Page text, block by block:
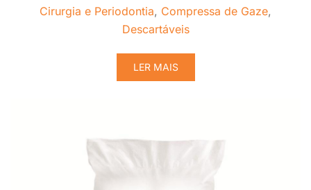
Cirurgia e Periodontia, Compressa de Gaze,
Descartáveis
LER MAIS